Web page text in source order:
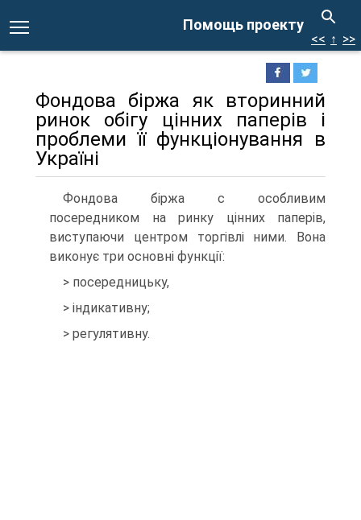
Помощь проекту
<< ↑ >>
Фондова біржа як вторинний
ринок обігу цінних паперів і
проблеми її функціонування в
Україні
Фондова біржа с особливим
посередником на ринку цінних паперів,
виступаючи центром торгівлі ними. Вона
виконує три основні функції:
> посередницьку,
> індикативну;
> регулятивну.